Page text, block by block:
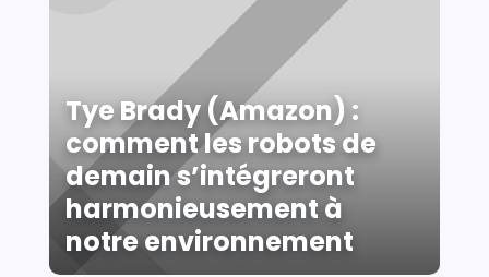
Tye Brady (Amazon) :
comment les robots de
demain s’intégreront
harmonieusement à
notre environnement